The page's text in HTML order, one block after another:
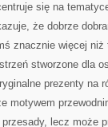
się na
że dobrze
znacznie więcej niż
stworzone dla
prezenty na
motywem
lecz może